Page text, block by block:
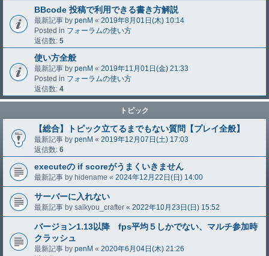
BBcode 投稿で利用できる書き方解説
最新記事 by penM « 2019年8月01日(木) 10:14
Posted in フォーラムの使い方
返信数: 5
使い方全般
最新記事 by penM « 2019年11月01日(金) 21:33
Posted in フォーラムの使い方
返信数: 4
トピック
【総合】トピック立てるまでもない質問【プレイ全般】
最新記事 by penM « 2019年12月07日(土) 17:03
返信数: 6
executeの if scoreがうまくいきません
最新記事 by hidename « 2024年12月22日(日) 14:00
サーバーに入れない
最新記事 by saikyou_crafter « 2022年10月23日(日) 15:52
バージョン1.13以降 fps平均５しかでない、マルチ参加時
クラッシュ
最新記事 by penM « 2020年6月04日(木) 21:26